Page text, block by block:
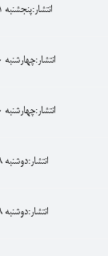
انتشار:پنجشنبه 21 آذر 1387-0:0
انتشار:چهارشنبه 20 آذر 1387-0:0
انتشار:چهارشنبه 20 آذر 1387-0:0
انتشار:دوشنبه 18 آذر 1387-0:0
انتشار:دوشنبه 18 آذر 1387-0:0